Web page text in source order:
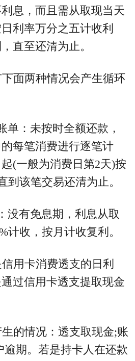
息，而且需从取现当天
利率万分之五计收利
直至还清为止。
面两种情况会产生循环
单：未按时全额还款，
每笔消费进行逐笔计
(一般为消费日第2天)按
到该笔交易还清为止。
没有免息期，利息从取
计收，按月计收复利。
用卡消费透支的日利
过信用卡透支提取现金
的情况：透支取现金;账
逾期。若是持卡人在还款